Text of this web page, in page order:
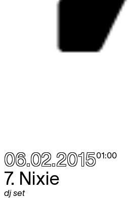
06.02.201501:00
7. Nixie
dj set